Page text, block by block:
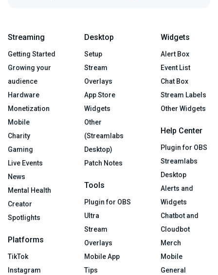
Streaming
Getting Started
Growing your
audience
Hardware
Monetization
Mobile
Charity
Gaming
Live Events
News
Mental Health
Creator
Spotlights
Platforms
TikTok
Instagram
Desktop
Setup
Stream
Overlays
App Store
Widgets
Other
(Streamlabs
Desktop)
Patch Notes
Tools
Plugin for OBS
Ultra
Stream
Overlays
Mobile App
Tips
Widgets
Alert Box
Event List
Chat Box
Stream Labels
Other Widgets
Help Center
Plugin for OBS
Streamlabs
Desktop
Alerts and
Widgets
Chatbot and
Cloudbot
Merch
Mobile
General